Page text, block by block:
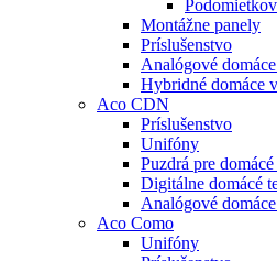
Montážne panely
Príslušenstvo
Analógové
Hybridné domáce
Aco CDN
Príslušenstvo
Unifóny
Puzdrá pre
Digitálne domácé
Analógové
Aco Como
Unifóny